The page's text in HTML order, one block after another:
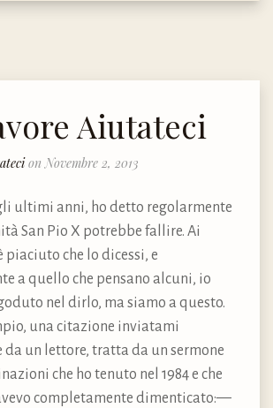
Aiutateci
on Novembre 2, 2013
ultimi anni, ho detto regolarmente
San Pio X potrebbe fallire. Ai
piaciuto che lo dicessi, e
a quello che pensano alcuni, io
nel dirlo, ma siamo a questo.
una citazione inviatami
da un lettore, tratta da un sermone
che ho tenuto nel 1984 e che
completamente dimenticato:—